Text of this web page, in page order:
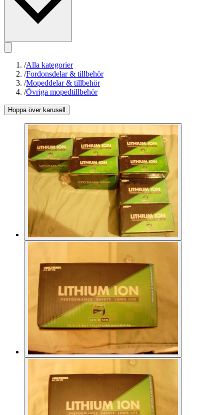
/Alla kategorier
/Fordonsdelar & tillbehör
/Mopeddelar & tillbehör
/Övriga mopedtillbehör
Hoppa över karusell